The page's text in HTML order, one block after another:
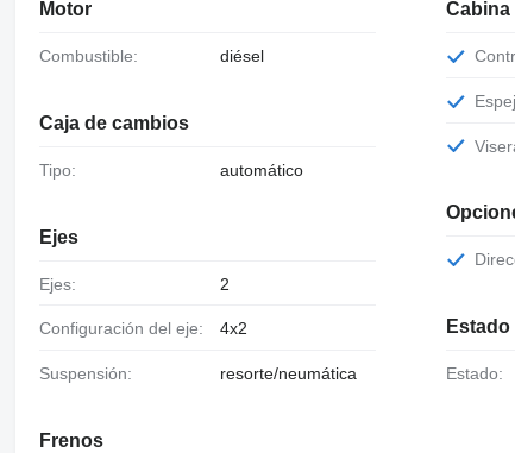
Motor
Combustible: diésel
Caja de cambios
Tipo: automático
Ejes
Ejes: 2
Configuración del eje: 4x2
Suspensión: resorte/neumática
Frenos
Cabina
Estado
Estado: